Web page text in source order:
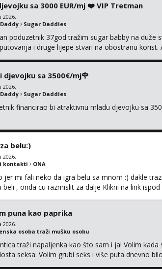
sa 3000 EUR/mj ❤️ VIP Tretman
2026.
Sugar Daddies
poduzetnik 37god tražim sugar babby na duže
i druge lijepe stvari na obostranu
djevojku sa 3500€/mj🌹
2026.
Sugar Daddies
financirao bi atraktivnu mladu djevojku sa
belu:)
2026.
kontakti ONA
jer mi fali neko da igra belu sa mnom :) dakle
beli , onda cu razmislit za dalje Klikni na link
puna kao paprika
2026.
osoba traži mušku osobu
traži napaljenka kao što sam i ja! Volim
seksa. Volim grubi seks i više puta dnevno